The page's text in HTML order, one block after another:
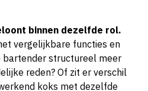
binnen dezelfde rol.
vergelijkbare functies en
bartender structureel meer
reden? Of zit er verschil
koks met dezelfde